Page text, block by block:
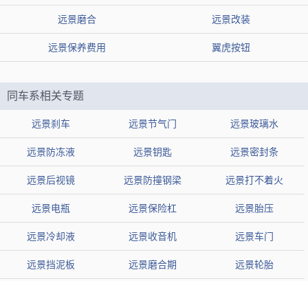
吉利远景定速巡航怎么用，新远景定速巡航按钮图解
吉利远景部分车型可能配备了巡航控制系统。利用巡 航控制，您
可以将车速保持在约 38 公里 / 小 时以上 180 公里 / 小时以下任何车
速，而不 用把脚一直踩在加速踏板上。
巡航控制按钮位于方向盘上。
1.开启/关闭按键 右上按键：按下此键开启和 关闭巡航控制系
情况下取消巡航控制。
3.RES +（恢复/加速）：按动此键可恢复 为原先设定的车速或加
远景磨合 远景改装
远景保养费用 翼虎按钮
同车系相关专题
远景刹车 远景节气门 远景玻璃水
远景防冻液 远景钥匙 远景密封条
远景后视镜 远景防撞钢梁 远景打不着火
远景电瓶 远景保险杠 远景胎压
远景冷却液 远景收音机 远景车门
远景挡泥板 远景磨合期 远景轮胎